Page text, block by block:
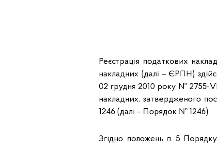
Реєстрація податкових
накладних (далі – ЄРПН)
02 грудня 2010 року № 2755-
накладних, затвердженого
1246 (далі – Порядок № 1246).
Згідно положень п. 5